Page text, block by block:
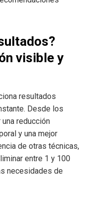
visible y
resultados
Desde los
reducción
y una mejor
de otras técnicas,
entre 1 y 100
necesidades de